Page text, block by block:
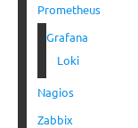
Prometheus
Grafana
Loki
Nagios
Zabbix